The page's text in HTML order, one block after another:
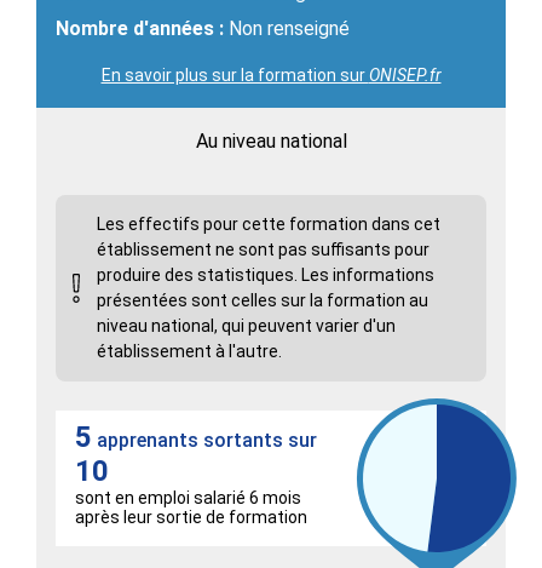
Nombre d'années : Non renseigné
En savoir plus sur la formation surONISEP.fr
Au niveau national
Les effectifs pour cette formation dans cet
établissement ne sont pas suffisants pour
produire des statistiques. Les informations
présentées sont celles sur la formation au
niveau national, qui peuvent varier d'un
établissement à l'autre.
5 apprenants sortants sur
10
sont en emploi salarié 6 mois
après leur sortie de formation